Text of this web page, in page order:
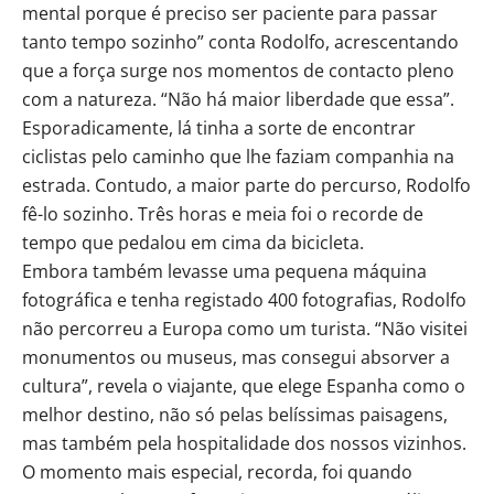
mental porque é preciso ser paciente para passar
tanto tempo sozinho” conta Rodolfo, acrescentando
que a força surge nos momentos de contacto pleno
com a natureza. “Não há maior liberdade que essa”.
Esporadicamente, lá tinha a sorte de encontrar
ciclistas pelo caminho que lhe faziam companhia na
estrada. Contudo, a maior parte do percurso, Rodolfo
fê-lo sozinho. Três horas e meia foi o recorde de
tempo que pedalou em cima da bicicleta.
Embora também levasse uma pequena máquina
fotográfica e tenha registado 400 fotografias, Rodolfo
não percorreu a Europa como um turista. “Não visitei
monumentos ou museus, mas consegui absorver a
cultura”, revela o viajante, que elege Espanha como o
melhor destino, não só pelas belíssimas paisagens,
mas também pela hospitalidade dos nossos vizinhos.
O momento mais especial, recorda, foi quando